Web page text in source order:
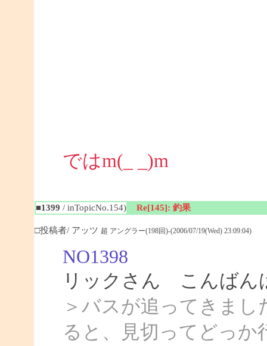
ではm(_ _)m
■1399 / inTopicNo.154) Re[145]: 釣果
□投稿者/ アッツ 超 アングラー(198回)-(2006/07/19(Wed) 23:09:04)
NO1398
リックさん こんばん
＞バスが追ってきま
ると、見切ってどっか